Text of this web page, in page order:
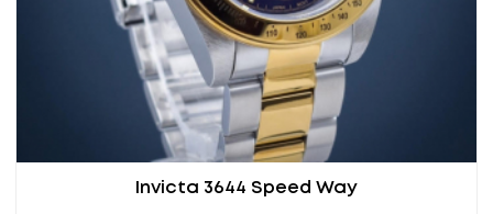
Invicta 3644 Speed Way